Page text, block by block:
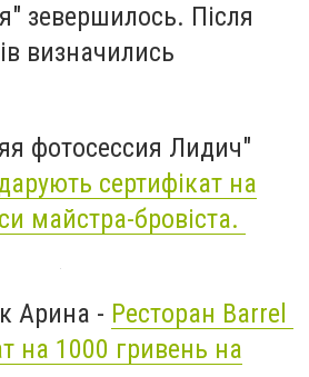
зевершилось. Після
визначились
фотосессия Лидич"
сертифікат на
майстра-бровіста.
Арина - Ресторан Barrel
на 1000 гривень на